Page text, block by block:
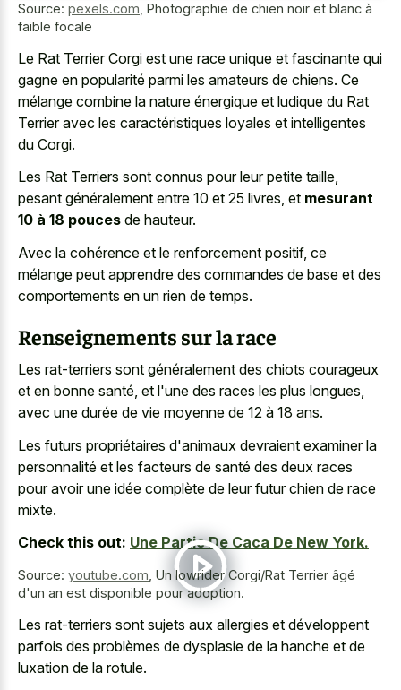
Source: pexels.com Photographie de chien noir et blanc à
faible focale
Le Rat Terrier Corgi est une race unique et fascinante qui
gagne en popularité parmi les amateurs de chiens. Ce
mélange combine la nature énergique et ludique du Rat
Terrier avec les caractéristiques loyales et intelligentes
du Corgi.
Les Rat Terriers sont connus pour leur petite taille,
pesant généralement entre 10 et 25 livres, et mesurant
10 à 18 pouces de hauteur.
Avec la cohérence et le renforcement positif, ce
mélange peut apprendre des commandes de base et des
comportements en un rien de temps.
Renseignements sur la race
Les rat-terriers sont généralement des chiots courageux
et en bonne santé, et l'une des races les plus longues,
avec une durée de vie moyenne de 12 à 18 ans.
Les futurs propriétaires d'animaux devraient examiner la
personnalité et les facteurs de santé des deux races
pour avoir une idée complète de leurfutur chien de race
mixte.
Check this out: Une Partie De Caca De New York.
Source: youtube.com Un lowrider Corgi/Rat Terrier âgé
d'un an est disponible pour adoption.
Les rat-terriers sont sujets aux allergies et développent
parfois des problèmes de dysplasie de la hanche et de
luxation de la rotule.